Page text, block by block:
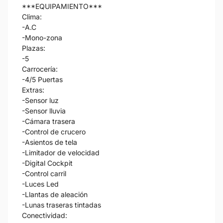
***EQUIPAMIENTO***
Clima:
-A.C
-Mono-zona
Plazas:
-5
Carrocería:
-4/5 Puertas
Extras:
-Sensor luz
-Sensor lluvia
-Cámara trasera
-Control de crucero
-Asientos de tela
-Limitador de velocidad
-Digital Cockpit
-Control carril
-Luces Led
-Llantas de aleación
-Lunas traseras tintadas
Conectividad: